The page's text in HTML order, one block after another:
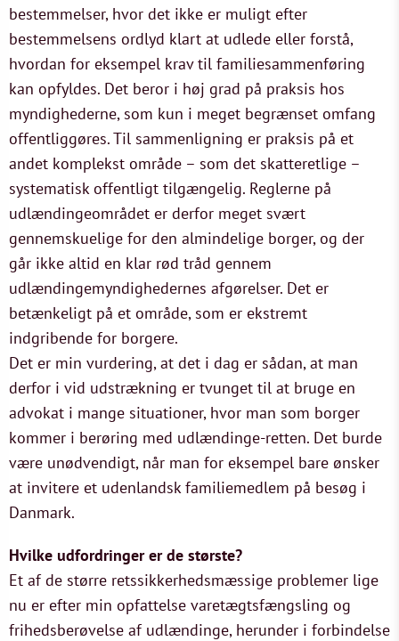
bestemmelser, hvor det ikke er muligt efter
bestemmelsens ordlyd klart at udlede eller forstå,
hvordan for eksempel krav til familiesammenføring
kan opfyldes. Det beror i høj grad på praksis hos
myndighederne, som kun i meget begrænset omfang
offentliggøres. Til sammenligning er praksis på et
andet komplekst område – som det skatteretlige –
systematisk offentligt tilgængelig. Reglerne på
udlændingeområdet er derfor meget svært
gennemskuelige for den almindelige borger, og der
går ikke altid en klar rød tråd gennem
udlændingemyndighedernes afgørelser. Det er
betænkeligt på et område, som er ekstremt
indgribende for borgere.
Det er min vurdering, at det i dag er sådan, at man
derfor i vid udstrækning er tvunget til at bruge en
advokat i mange situationer, hvor man som borger
kommer i berøring med udlændinge-retten. Det burde
være unødvendigt, når man for eksempel bare ønsker
at invitere et udenlandsk familiemedlem på besøg i
Danmark.
Hvilke udfordringer er de største?
Et af de større retssikkerhedsmæssige problemer lige
nu er efter min opfattelse varetægtsfængsling og
frihedsberøvelse af udlændinge, herunder i forbindelse